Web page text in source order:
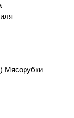
Мясорубки